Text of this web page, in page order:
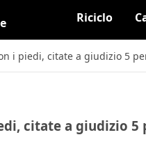
Riciclo
i piedi, citate a giudizio 5
citate a giudizio 5